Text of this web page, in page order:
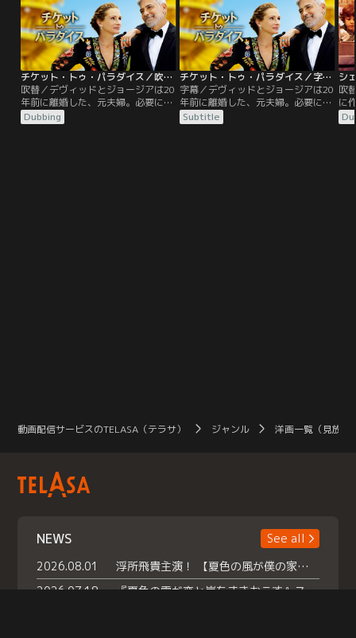
検の検事パク・キョンソンは、教会
でヘイルに会う。ヘイルが気になる
が…。
チ
る
て
大
る
チケット・トゥ・パラダイス／吹替【ジョージ・クルーニー＋ジュリア・ロバーツ】
吹替／デヴィッドとジョージアは20
年前に離婚した、元夫婦。必要に迫
られて会っても、いがみ合いばかり
している。愛娘リリーがロースクー
Dubbing
チケット・トゥ・パラダイス／字幕【ジョージ・クルーニー＋ジュリア・ロバーツ】
字幕／デヴィッドとジョージアは20
年前に離婚した、元夫婦。必要に迫
られて会っても、いがみ合いばかり
している。愛娘リリーがロースクー
Subtitle
吹
に
一
い
動画配信サービスのTELASA（テラサ） ジャンル 洋画一覧（見放題
NEWS
See all
2026.08.01
浮所飛貴主演！ 【夏色の風が僕の家にやってきた】 本日よりテラサで独占配信スタート！
2026.07.18
『夏色の雲が恋と嵐をまきおこす』スペシャルメイキング 【Part1】2026年７月18日（土）23時30分～配信スタート！話題のシーンの裏側を大公開！豪華キャスト大集合！ 『武宮家 真夏の家族会議』開催！